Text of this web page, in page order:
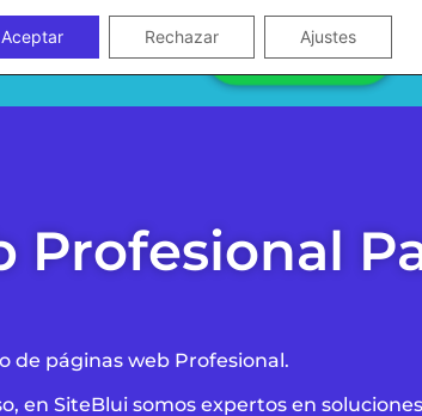
Marketing Digital
SEO LOCAL
+34 642 992 258
Profesional
de páginas web Profesional.
en SiteBlui somos expertos en
Aceptar Rechazar Ajustes